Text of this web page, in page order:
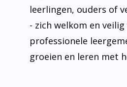
leerlingen, ouders of
- zich welkom en
professionele
groeien en leren met